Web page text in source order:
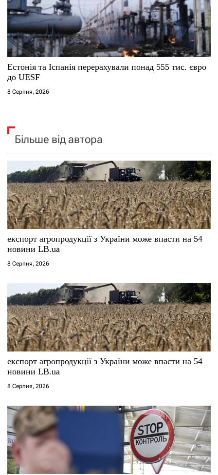
Естонія та Іспанія перерахували понад 555 тис. євро
до UESF
8 Серпня, 2026
Більше від автора
експорт агропродукції з України може впасти на 54
новини LB.ua
8 Серпня, 2026
експорт агропродукції з України може впасти на 54
новини LB.ua
8 Серпня, 2026